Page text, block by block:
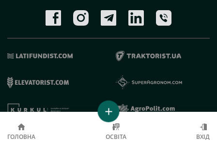
© 2019 - 2026 AgroRobota. Всі права захищені.
ГОЛОВНА ОСВІТА ВХІД